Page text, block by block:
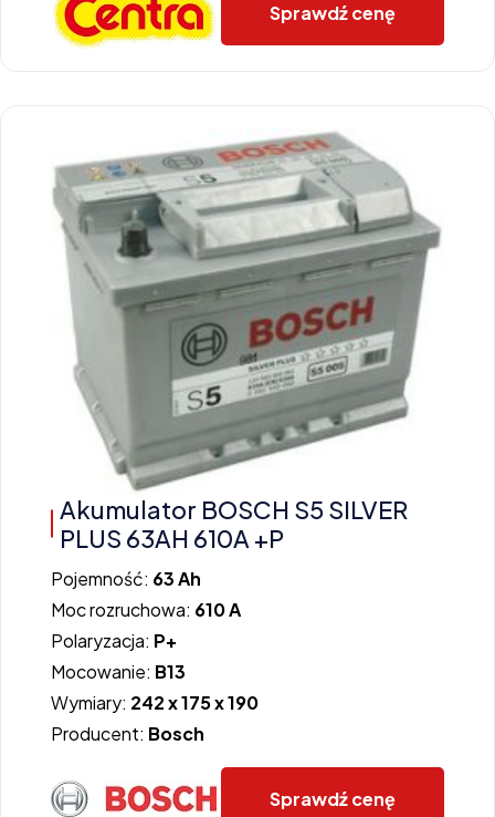
Sprawdź cenę
Akumulator BOSCH S5 SILVER
PLUS 63AH 610A +P
Pojemność: 63 Ah
Moc rozruchowa: 610 A
Polaryzacja: P+
Mocowanie: B13
Wymiary: 242 x 175 x 190
Producent: Bosch
Sprawdź cenę